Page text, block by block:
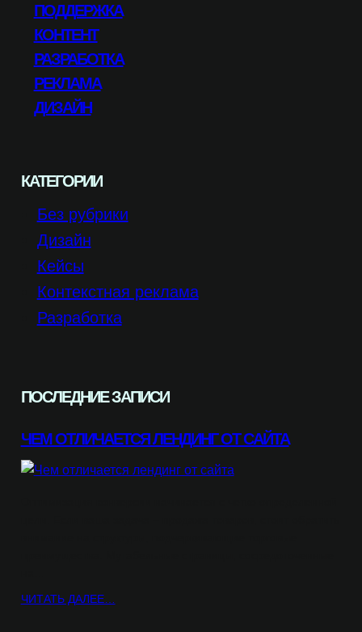
ПОДДЕРЖКА
КОНТЕНТ
РАЗРАБОТКА
РЕКЛАМА
ДИЗАЙН
КАТЕГОРИИ
Без рубрики
Дизайн
Кейсы
Контекстная реклама
Разработка
ПОСЛЕДНИЕ ЗАПИСИ
ЧЕМ ОТЛИЧАЕТСЯ ЛЕНДИНГ ОТ САЙТА
ЧИТАТЬ ДАЛЕЕ…